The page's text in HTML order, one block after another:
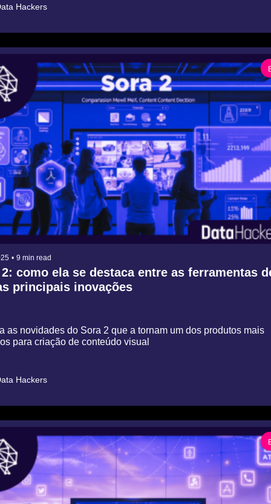
Hackers
• 9 min read
como ela se destaca entre as ferramentas
principais inovações
as novidades do Sora 2 que a tornam um dos produtos mais
para criação de conteúdo visual
Hackers